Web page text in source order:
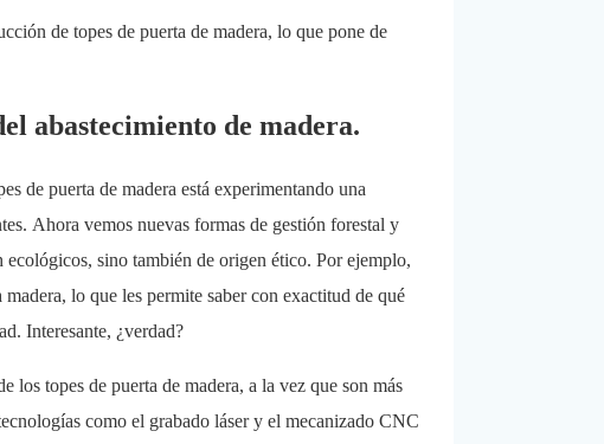
de topes de puerta de madera, lo que pone de
abastecimiento de madera.
de puerta de madera está experimentando una
Ahora vemos nuevas formas de gestión forestal y
sino también de origen ético. Por ejemplo,
lo que les permite saber con exactitud de qué
Interesante, ¿verdad?
topes de puerta de madera, a la vez que son más
como el grabado láser y el mecanizado CNC